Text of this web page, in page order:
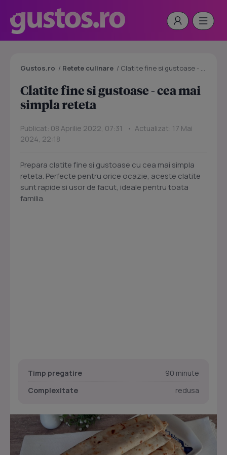
Gustos.ro / Retete culinare / Clatite fine si gustoase - cea mai simpla reteta
Clatite fine si gustoase - cea mai
simpla reteta
Publicat: 08 Aprilie 2022, 07:31 • Actualizat: 17 Mai
2024, 22:18
Prepara clatite fine si gustoase cu cea mai simpla
reteta. Perfecte pentru orice ocazie, aceste clatite
sunt rapide si usor de facut, ideale pentru toata
familia.
Timp pregatire
90 minute
Complexitate
redusa